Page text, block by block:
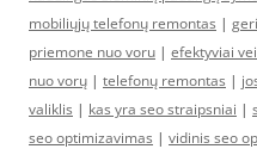
mobiliųjų telefonų remontas |
priemone nuo voru | efektyviai
nuo vorų | telefonų remontas |
valiklis | kas yra seo straipsniai |
seo optimizavimas | vidinis seo